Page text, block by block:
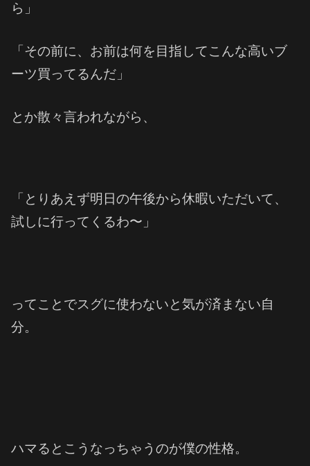
ら」
「その前に、お前は何を目指してこんな高いブ
ーツ買ってるんだ」
とか散々言われながら、
「とりあえず明日の午後から休暇いただいて、
試しに行ってくるわ〜」
ってことでスグに使わないと気が済まない自
分。
ハマるとこうなっちゃうのが僕の性格。